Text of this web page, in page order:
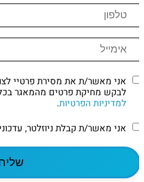
אני מאשר/ת את מסירת פרטיי
לבקש מחיקת פרטים מהמאגר
למדיניות הפרטיות.
אני מאשר/ת קבלת ניוזלטר,